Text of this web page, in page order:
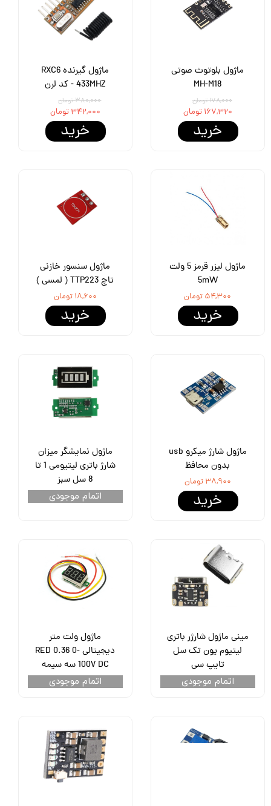
ماژول بلوتوث صوتی
MH-M18
۱۷۸,۰۰۰ تومان
۱۶۷,۳۲۰ تومان
خرید
ماژول گیرنده RXC6
433MHZ - کد لرن
۳۸۰,۰۰۰ تومان
۳۴۲,۰۰۰ تومان
خرید
ماژول لیزر قرمز 5 ولت
5mW
۵۴,۳۰۰ تومان
خرید
ماژول سنسور خازنی
تاچ TTP223 ( لمسی )
۱۸,۶۰۰ تومان
خرید
ماژول شارژ میکرو usb
بدون محافظ
۳۸,۹۰۰ تومان
خرید
ماژول نمایشگر میزان
شارژ باتری لیتیومی 1 تا
8 سل سبز
اتمام موجودی
مینی ماژول شارژر باتری
لیتیوم یون تک سل
تایپ سی
اتمام موجودی
ماژول ولت متر
دیجیتالی RED 0.36 0-
100V DC سه سیمه
اتمام موجودی